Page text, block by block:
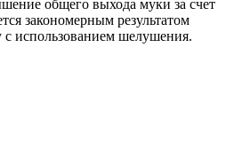
общего выхода муки за счет
закономерным результатом
с использованием шелушения.